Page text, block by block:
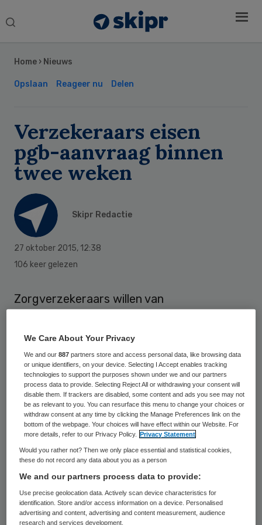
Search
Home › Nieuws
Opslaan Reageer nu Delen
Verzekeraars eisen
pgb-aanvraag binnen
twee weken
Skipr Redactie
27 oktober 2015, 12:38
106 keer gelezen
Zorgverzekeraars willen van
2015 binnen twee weken de aanvraag voor
het nieuwe persoonsgebonden budget
(pgb) ontvangen. Volgens Per Saldo is dit
voor budgethouders een veel te korte
termijn. Ook heeft de belangenvereniging
geprotesteerd tegen de “dreigende taal” in
de brief die de zorgverzekeraars hierover
hebben gestuurd.
Saldovan de korte termijn waarin de
aanvraag geregeld moet worden en van het
Sidebar
We Care About Your Privacy
We and our887 partners store and access personal data, like browsing data
or unique identifiers, on your device. Selecting I Accept enables tracking
technologies to support the purposes shown under we and our partners
process data to provide. Selecting Reject All or withdrawing your consent will
disable them. If trackers are disabled, some content and ads you see may not
be as relevant to you. You can resurface this menu to change your choices or
withdraw consent at any time by clicking the Manage Preferences link on the
bottom of the webpage. Your choices will have effect within our Website. For
more details, refer to our Privacy Policy.
Privacy Statement
Would you rather not? Then we only place essential and statistical cookies,
these do not record any data about you as a person
We and our partners process data to provide:
Use precise geolocation data. Actively scan device characteristics for
identification. Store and/or access information on a device. Personalised
advertising and content, advertising and content measurement, audience
research and services development.